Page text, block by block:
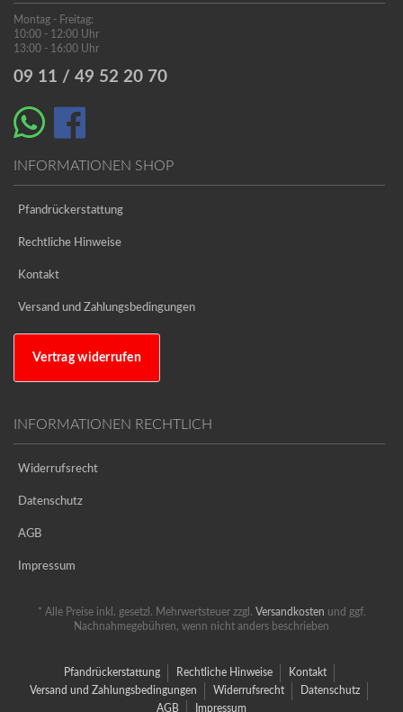
Montag - Freitag:
10:00 - 12:00 Uhr
13:00 - 16:00 Uhr
09 11 / 49 52 20 70
INFORMATIONEN SHOP
Pfandrückerstattung
Rechtliche Hinweise
Kontakt
Versand und Zahlungsbedingungen
Vertrag widerrufen
INFORMATIONEN RECHTLICH
Widerrufsrecht
Datenschutz
AGB
Impressum
* Alle Preise inkl. gesetzl. Mehrwertsteuer zzgl. Versandkosten und ggf.
Nachnahmegebühren, wenn nicht anders beschrieben
Pfandrückerstattung Rechtliche Hinweise
Kontakt
Versand und Zahlungsbedingungen
Widerrufsrecht
Datenschutz
AGB
Impressum